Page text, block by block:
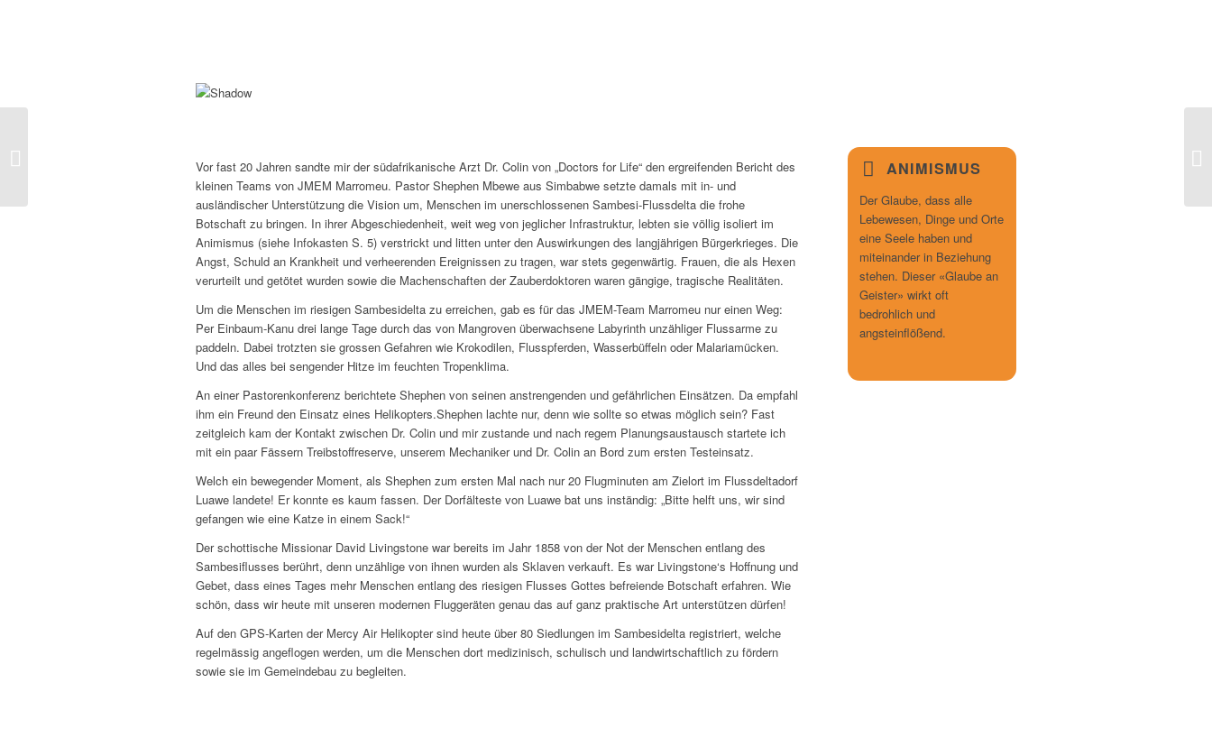
Vor fast 20 Jahren sandte mir der südafrikanische Arzt Dr. Colin von „Doctors for Life“ den ergreifenden Bericht des
kleinen Teams von JMEM Marromeu. Pastor Shephen Mbewe aus Simbabwe setzte damals mit in- und
ausländischer Unterstützung die Vision um, Menschen im unerschlossenen Sambesi-Flussdelta die frohe
Botschaft zu bringen. In ihrer Abgeschiedenheit, weit weg von jeglicher Infrastruktur, lebten sie völlig isoliert im
Animismus (siehe Infokasten S. 5) verstrickt und litten unter den Auswirkungen des langjährigen Bürgerkrieges. Die
Angst, Schuld an Krankheit und verheerenden Ereignissen zu tragen, war stets gegenwärtig. Frauen, die als Hexen
verurteilt und getötet wurden sowie die Machenschaften der Zauberdoktoren waren gängige, tragische Realitäten.
Um die Menschen im riesigen Sambesidelta zu erreichen, gab es für das JMEM-Team Marromeu nur einen Weg:
Per Einbaum-Kanu drei lange Tage durch das von Mangroven überwachsene Labyrinth unzähliger Flussarme zu
paddeln. Dabei trotzten sie grossen Gefahren wie Krokodilen, Flusspferden, Wasserbüffeln oder Malariamücken.
Und das alles bei sengender Hitze im feuchten Tropenklima.
An einer Pastorenkonferenz berichtete Shephen von seinen anstrengenden und gefährlichen Einsätzen. Da empfahl
ihm ein Freund den Einsatz eines Helikopters.Shephen lachte nur, denn wie sollte so etwas möglich sein? Fast
zeitgleich kam der Kontakt zwischen Dr. Colin und mir zustande und nach regem Planungsaustausch startete ich
mit ein paar Fässern Treibstoffreserve, unserem Mechaniker und Dr. Colin an Bord zum ersten Testeinsatz.
Welch ein bewegender Moment, als Shephen zum ersten Mal nach nur 20 Flugminuten am Zielort im Flussdeltadorf
Luawe landete! Er konnte es kaum fassen. Der Dorfälteste von Luawe bat uns inständig: „Bitte helft uns, wir sind
gefangen wie eine Katze in einem Sack!“
Der schottische Missionar David Livingstone war bereits im Jahr 1858 von der Not der Menschen entlang des
Sambesiflusses berührt, denn unzählige von ihnen wurden als Sklaven verkauft. Es war Livingstone‘s Hoffnung und
Gebet, dass eines Tages mehr Menschen entlang des riesigen Flusses Gottes befreiende Botschaft erfahren. Wie
schön, dass wir heute mit unseren modernen Fluggeräten genau das auf ganz praktische Art unterstützen dürfen!
Auf den GPS-Karten der Mercy Air Helikopter sind heute über 80 Siedlungen im Sambesidelta registriert, welche
regelmässig angeflogen werden, um die Menschen dort medizinisch, schulisch und landwirtschaftlich zu fördern
sowie sie im Gemeindebau zu begleiten.
ANIMISMUS
Der Glaube, dass alle
Lebewesen, Dinge und Orte
eine Seele haben und
miteinander in Beziehung
stehen. Dieser «Glaube an
Geister» wirkt oft
bedrohlich und
angsteinflößend.